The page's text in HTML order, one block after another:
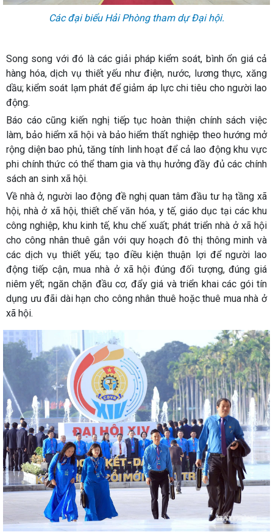
Các đại biểu Hải Phòng tham dự Đại hội.
Song song với đó là các giải pháp kiểm soát, bình ổn giá cả
hàng hóa, dịch vụ thiết yếu như điện, nước, lương thực, xăng
dầu; kiểm soát lạm phát để giảm áp lực chi tiêu cho người lao
động.
Báo cáo cũng kiến nghị tiếp tục hoàn thiện chính sách việc
làm, bảo hiểm xã hội và bảo hiểm thất nghiệp theo hướng mở
rộng diện bao phủ, tăng tính linh hoạt để cả lao động khu vực
phi chính thức có thể tham gia và thụ hưởng đầy đủ các chính
sách an sinh xã hội.
Về nhà ở, người lao động đề nghị quan tâm đầu tư hạ tầng xã
hội, nhà ở xã hội, thiết chế văn hóa, y tế, giáo dục tại các khu
công nghiệp, khu kinh tế, khu chế xuất; phát triển nhà ở xã hội
cho công nhân thuê gắn với quy hoạch đô thị thông minh và
các dịch vụ thiết yếu; tạo điều kiện thuận lợi để người lao
động tiếp cận, mua nhà ở xã hội đúng đối tượng, đúng giá
niêm yết; ngăn chặn đầu cơ, đẩy giá và triển khai các gói tín
dụng ưu đãi dài hạn cho công nhân thuê hoặc thuê mua nhà ở
xã hội.